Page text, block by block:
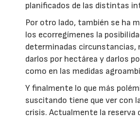
planificados de las distintas
Por otro lado, también se ha
los ecorregímenes la
determinadas circunstancias,
darlos por hectárea y darlos
como en las medidas
Y finalmente lo que más
suscitando tiene que ver con
crisis. Actualmente la reserva